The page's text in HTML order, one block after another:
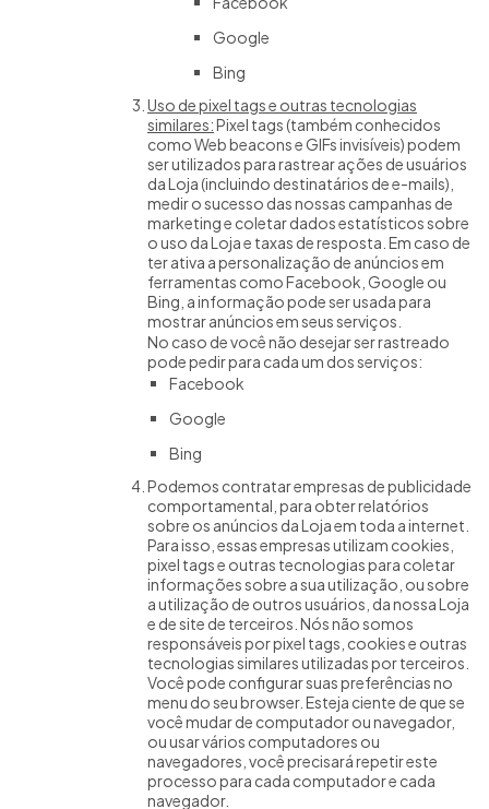
Google
Bing
Uso de pixel tags e outras tecnologias
similares:Pixel tags (também conhecidos
como Web beacons e GIFs invisíveis) podem
ser utilizados para rastrear ações de usuários
da Loja (incluindo destinatários de e-mails),
medir o sucesso das nossas campanhas de
marketing e coletar dados estatísticos sobre
o uso da Loja e taxas de resposta. Em caso de
ter ativa a personalização de anúncios em
ferramentas como Facebook, Google ou
Bing, a informação pode ser usada para
mostrar anúncios em seus serviços.
No caso de você não desejar ser rastreado
pode pedir para cada um dos serviços:
Facebook
Google
Bing
Podemos contratar empresas de publicidade
comportamental, para obter relatórios
sobre os anúncios da Loja em toda a internet.
Para isso, essas empresas utilizam cookies,
pixel tags e outras tecnologias para coletar
informações sobre a sua utilização, ou sobre
a utilização de outros usuários, da nossa Loja
e de site de terceiros. Nós não somos
responsáveis por pixel tags, cookies e outras
tecnologias similares utilizadas por terceiros.
Você pode configurar suas preferências no
menu do seu browser. Esteja ciente de que se
você mudar de computador ou navegador,
ou usar vários computadores ou
navegadores, você precisará repetir este
processo para cada computador e cada
navegador.